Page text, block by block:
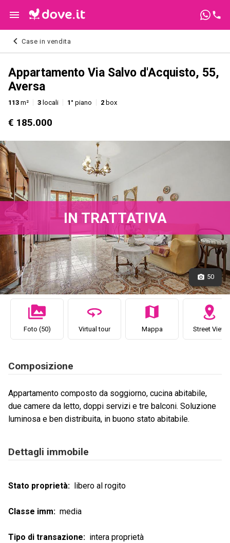
Case in vendita
Appartamento Via Salvo d'Acquisto, 55,
Aversa
113 m² 3 locali 1° piano 2 box
€ 185.000
50
IN TRATTATIVA
Foto (50) Virtual tour Mappa Street View
Composizione
Appartamento composto da soggiorno, cucina abitabile,
due camere da letto, doppi servizi e tre balconi. Soluzione
luminosa e ben distribuita, in buono stato abitabile.
Dettagli immobile
Stato proprietà libero al rogito
Classe imm media
Tipo di transazione intera proprietà